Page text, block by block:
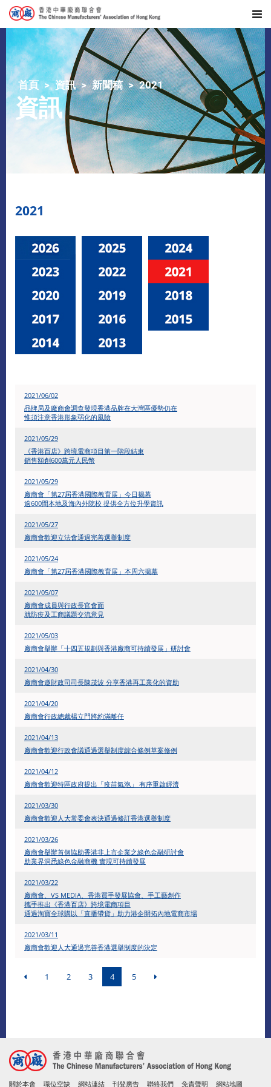
首頁 資訊 新聞稿 2021
資訊
2021
​2021/06/02
品牌局及廠商會調查發現香港品牌在大灣區優勢仍在
惟須注意香港形象弱化的風險
2021/05/29
《香港百店》跨境電商項目第一階段結束
銷售額創600萬元人民幣
​2021/05/29
廠商會「第27屆香港國際教育展」今日揭幕
逾600間本地及海內外院校 提供全方位升學資訊
2021/05/27
廠商會歡迎立法會通過完善選舉制度
2021/05/24
廠商會「第27屆香港國際教育展」本周六揭幕
2021/05/07
廠商會成員與行政長官會面
就防疫及工商議題交流意見
2021/05/03
廠商會舉辦「十四五規劃與香港廠商可持續發展」研討會
2021/04/30
廠商會邀財政司司長陳茂波 分享香港再工業化的資助
2021/04/20
廠商會行政總裁楊立門將約滿離任
2021/04/13
廠商會歡迎行政會議通過選舉制度綜合條例草案修例
2021/04/12
廠商會歡迎特區政府提出「疫苗氣泡」 有序重啟經濟
2021/03/30
廠商會歡迎人大常委會表決通過修訂香港選舉制度
2021/03/26
廠商會舉辦首個協助香港非上市企業之綠色金融研討會
助業界洞悉綠色金融商機 實現可持續發展
2021/03/22
廠商會、VS MEDIA、香港買手發展協會、手工藝創作
攜手推出《香港百店》跨境電商項目
通過淘寶全球購以「直播帶貨」助力港企開拓內地電商市場
2021/03/11
廠商會歡迎人大通過完善香港選舉制度的決定
1 2 3 4 5
關於本會 職位空缺 網站連結 刊登廣告 聯絡我們 免責聲明 網站地圖